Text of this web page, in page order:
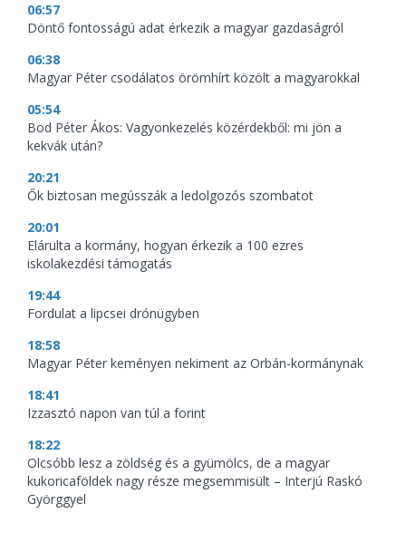
06:57
Döntő fontosságú adat érkezik a magyar gazdaságról
06:38
Magyar Péter csodálatos örömhírt közölt a magyarokkal
05:54
Bod Péter Ákos: Vagyonkezelés közérdekből: mi jön a
kekvák után?
20:21
Ők biztosan megússzák a ledolgozós szombatot
20:01
Elárulta a kormány, hogyan érkezik a 100 ezres
iskolakezdési támogatás
19:44
Fordulat a lipcsei drónügyben
18:58
Magyar Péter keményen nekiment az Orbán-kormánynak
18:41
Izzasztó napon van túl a forint
18:22
Olcsóbb lesz a zöldség és a gyümölcs, de a magyar
kukoricaföldek nagy része megsemmisült – Interjú Raskó
Györggyel